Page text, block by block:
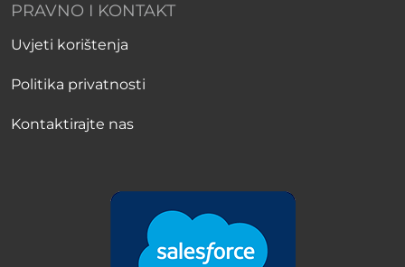
PRAVNO I KONTAKT
Uvjeti korištenja
Politika privatnosti
Kontaktirajte nas